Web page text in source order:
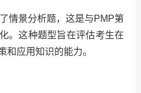
情景分析题，这是与PMP第
。这种题型旨在评估考生在
和应用知识的能力。